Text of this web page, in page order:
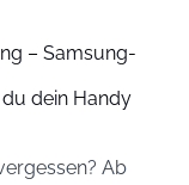
– Samsung-
dein Handy
Ab